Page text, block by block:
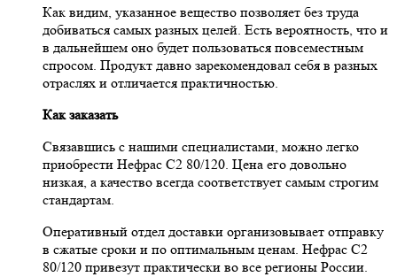
Как видим, указанное вещество позволяет без труда
добиваться самых разных целей. Есть вероятность, что и
в дальнейшем оно будет пользоваться повсеместным
спросом. Продукт давно зарекомендовал себя в разных
отраслях и отличается практичностью.
Как заказать
Связавшись с нашими специалистами, можно легко
приобрести Нефрас С2 80/120. Цена его довольно
низкая, а качество всегда соответствует самым строгим
стандартам.
Оперативный отдел доставки организовывает отправку
в сжатые сроки и по оптимальным ценам. Нефрас С2
80/120 привезут практически во все регионы России.